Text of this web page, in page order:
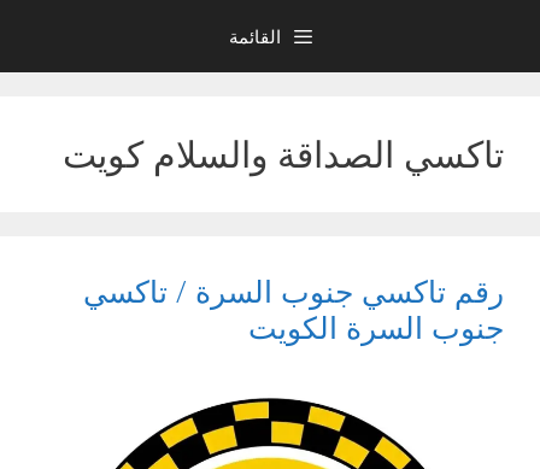
المحتوى
القائمة
تاكسي الصداقة والسلام كويت
رقم تاكسي جنوب السرة / تاكسي
جنوب السرة الكويت